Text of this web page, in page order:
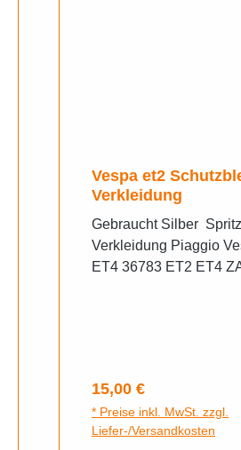
Vespa et2
Verkleidung
Gebraucht Silber
Verkleidung Piaggio
ET4 36783 ET2 ET4
Deshalb stellen sie uns
über Kontakt oder
erhalten sie schnell
Regulärer Preis:
15,00 €
* Preise inkl. MwSt. zzgl.
Liefer-/Versandkosten